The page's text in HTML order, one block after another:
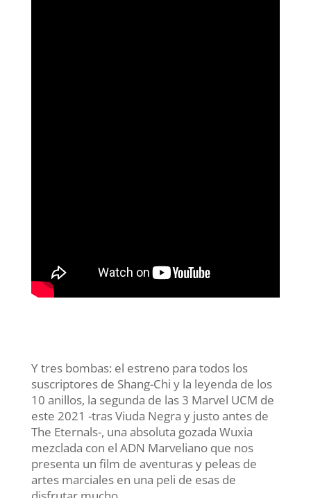
Y tres bombas: el estreno para todos los
suscriptores de Shang-Chi y la leyenda de los
10 anillos, la segunda de las 3 Marvel UCM de
este 2021 -tras Viuda Negra y justo antes de
The Eternals-, una absoluta gozada Wuxia
mezclada con el ADN Marveliano que nos
presenta un film de aventuras y peleas de
artes marciales en una peli de esas de